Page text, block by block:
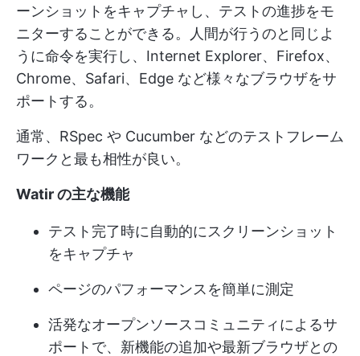
ーンショットをキャプチャし、テストの進捗をモ
ニターすることができる。人間が行うのと同じよ
うに命令を実行し、Internet Explorer、Firefox、
Chrome、Safari、Edge など様々なブラウザをサ
ポートする。
通常、RSpec や Cucumber などのテストフレーム
ワークと最も相性が良い。
Watir の主な機能
テスト完了時に自動的にスクリーンショット
をキャプチャ
ページのパフォーマンスを簡単に測定
活発なオープンソースコミュニティによるサ
ポートで、新機能の追加や最新ブラウザとの